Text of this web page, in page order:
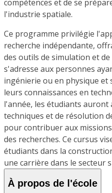
compétences et de se
l'industrie spatiale.
Ce programme privilégie
recherche indépendante,
des outils de simulation et
s'adresse aux personnes
ingénierie ou en physique
leurs connaissances en
l'année, les étudiants auront
techniques et de résolution
pour contribuer aux
des recherches. Ce cursus
étudiants dans la
une carrière dans le secteur
À propos de l'école